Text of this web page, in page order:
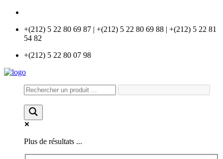
+(212) 5 22 80 69 87 | +(212) 5 22 80 69 88 | +(212) 5 22 81
54 82
+(212) 5 22 80 07 98
Plus de résultats ...